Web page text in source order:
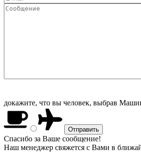
докажите, что вы человек, выбрав
Спасибо за Ваше сообщение!
Наш менеджер свяжется с Вами в